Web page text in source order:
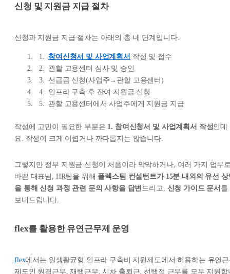
신청 및 지원금 지급 절차
신청과 지원금 지급 절차는 아래의 총 네 단계입니다.
참여신청서 및 사업계획서 작성 및 접수
관할 고용센터 심사 및 승인
선급금 신청(사업주→관할 고용센터)
인프라 구축 후 잔여 지원금 신청
관할 고용센터에서 사업주에게 지원금 지급
작성에 고민이 필요한 부분은 1. 참여신청서 및 사업계획서 작성인데
요. 작성이 크게 어렵거나 까다롭지는 않습니다.
그렇지만 정부 지원금 신청이 처음이라 막막하거나, 여러 가지 업무
바쁜 대표님, HR팀을 위해 플렉스팀 컨설턴트가 15분 내외의 유선 상
을 통해 신청 과정 관련 문의 사항을 답변드리고, 신청 가이드 문서 를
보내드립니다.
flex를 활용한 유연근무제 운영
flex에서는 일생활균형 인프라 구축비 지원제도에서 허용하는 유연
제도인 원격근무, 재택근무, 시차 출퇴근, 선택적 근무를 모두 지원합